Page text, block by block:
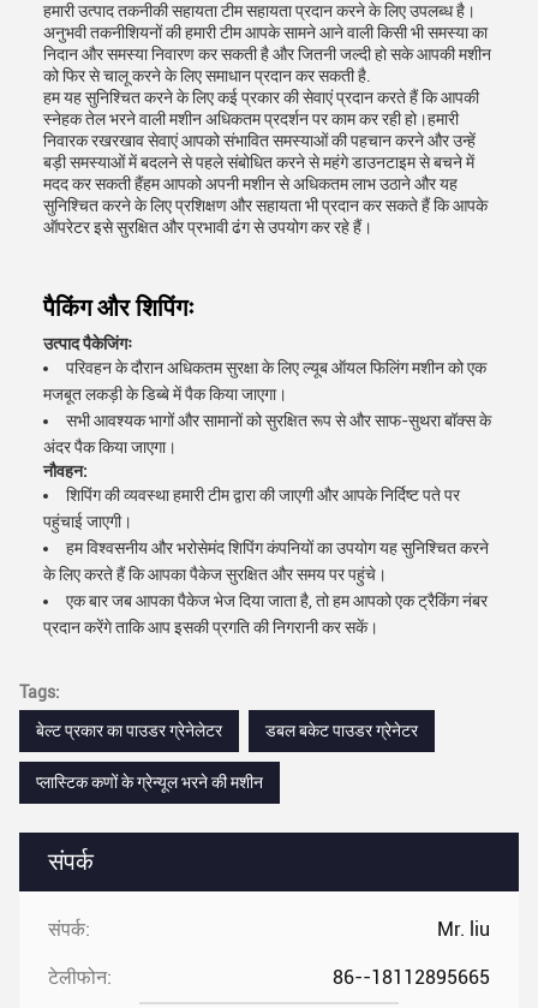
संपर्क
संपर्क: Mr. liu
टेलीफोन: 86--18112895665
हमारी उत्पाद तकनीकी सहायता टीम सहायता प्रदान करने के लिए उपलब्ध है।
अनुभवी तकनीशियनों की हमारी टीम आपके सामने आने वाली किसी भी समस्या का
निदान और समस्या निवारण कर सकती है और जितनी जल्दी हो सके आपकी मशीन
को फिर से चालू करने के लिए समाधान प्रदान कर सकती है.
हम यह सुनिश्चित करने के लिए कई प्रकार की सेवाएं प्रदान करते हैं कि आपकी
स्नेहक तेल भरने वाली मशीन अधिकतम प्रदर्शन पर काम कर रही हो।हमारी
निवारक रखरखाव सेवाएं आपको संभावित समस्याओं की पहचान करने और उन्हें
बड़ी समस्याओं में बदलने से पहले संबोधित करने से महंगे डाउनटाइम से बचने में
मदद कर सकती हैंहम आपको अपनी मशीन से अधिकतम लाभ उठाने और यह
सुनिश्चित करने के लिए प्रशिक्षण और सहायता भी प्रदान कर सकते हैं कि आपके
ऑपरेटर इसे सुरक्षित और प्रभावी ढंग से उपयोग कर रहे हैं।
पैकिंग और शिपिंगः
उत्पाद पैकेजिंगः
परिवहन के दौरान अधिकतम सुरक्षा के लिए ल्यूब ऑयल फिलिंग मशीन को एक
मजबूत लकड़ी के डिब्बे में पैक किया जाएगा।
सभी आवश्यक भागों और सामानों को सुरक्षित रूप से और साफ-सुथरा बॉक्स के
अंदर पैक किया जाएगा।
नौवहन:
शिपिंग की व्यवस्था हमारी टीम द्वारा की जाएगी और आपके निर्दिष्ट पते पर
पहुंचाई जाएगी।
हम विश्वसनीय और भरोसेमंद शिपिंग कंपनियों का उपयोग यह सुनिश्चित करने
के लिए करते हैं कि आपका पैकेज सुरक्षित और समय पर पहुंचे।
एक बार जब आपका पैकेज भेज दिया जाता है, तो हम आपको एक ट्रैकिंग नंबर
प्रदान करेंगे ताकि आप इसकी प्रगति की निगरानी कर सकें।
Tags:
बेल्ट प्रकार का पाउडर ग्रेनेलेटर
डबल बकेट पाउडर ग्रेनेटर
प्लास्टिक कणों के ग्रेन्यूल भरने की मशीन